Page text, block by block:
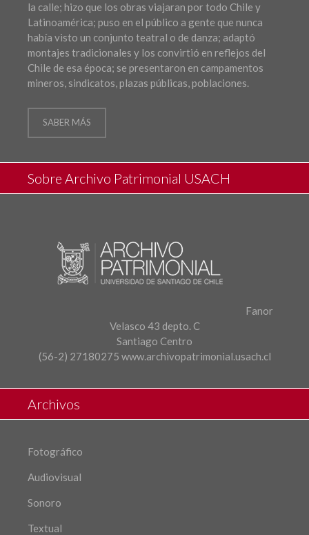
la calle; hizo que los obras viajaran por todo Chile y
Latinoamérica; puso en el público a gente que nunca
había visto un conjunto teatral o de danza; adaptó
montajes tradicionales y los convirtió en reflejos del
Chile de esa época; se presentaron en campamentos
mineros, sindicatos, plazas públicas, poblaciones.
SABER MÁS
Sobre Archivo Patrimonial USACH
Fanor
Velasco 43 depto. C
Santiago Centro
(56-2) 27180275 www.archivopatrimonial.usach.cl
Archivos
Fotográfico
Audiovisual
Sonoro
Textual